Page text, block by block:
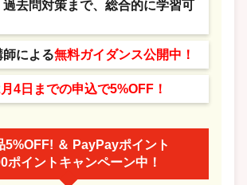
過去問対策まで、総合的に学習可
による無料ガイダンス公開中！
4日までの申込で5%OFF！
5%OFF! ＆ PayPayポイント
ポイントキャンペーン中！